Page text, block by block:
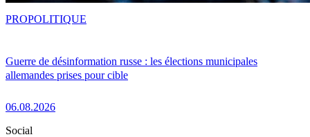
Guerre de désinformation russe : les élections municipales
allemandes prises pour cible
06.08.2026
PROPOLITIQUE
Social